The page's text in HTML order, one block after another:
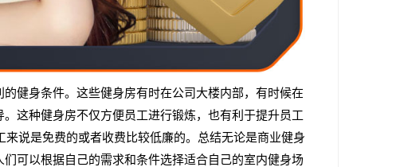
健身条件。这些健身房有时在公司大楼内部，有时候在
这种健身房不仅方便员工进行锻炼，也有利于提升员工
来说是免费的或者收费比较低廉的。总结无论是商业健身
可以根据自己的需求和条件选择适合自己的室内健身场